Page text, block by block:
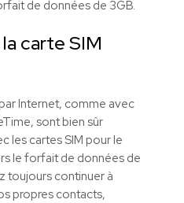
de données de 3GB.
carte SIM
Internet, comme avec
sont bien sûr
les cartes SIM pour le
le forfait de données de
toujours continuer à
propres contacts,